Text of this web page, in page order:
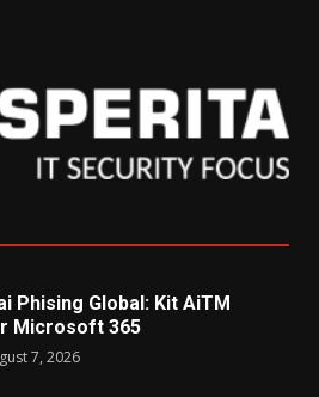
Phising Global: Kit AiTM
Microsoft 365
7, 2026